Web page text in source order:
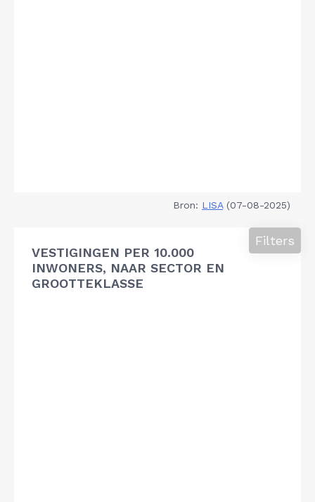
Bron: LISA(07-08-2025)
VESTIGINGEN PER 10.000
INWONERS, NAAR SECTOR EN
GROOTTEKLASSE
Filters